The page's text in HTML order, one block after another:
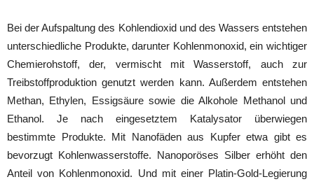
Bei der Aufspaltung des Kohlendioxid und des Wassers entstehen
unterschiedliche Produkte, darunter Kohlenmonoxid, ein wichtiger
Chemierohstoff, der, vermischt mit Wasserstoff, auch zur
Treibstoffproduktion genutzt werden kann. Außerdem entstehen
Methan, Ethylen, Essigsäure sowie die Alkohole Methanol und
Ethanol. Je nach eingesetztem Katalysator überwiegen
bestimmte Produkte. Mit Nanofäden aus Kupfer etwa gibt es
bevorzugt Kohlenwasserstoffe. Nanoporöses Silber erhöht den
Anteil von Kohlenmonoxid. Und mit einer Platin-Gold-Legierung